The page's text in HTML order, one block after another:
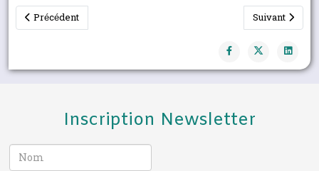
Article précédent : Les SDAGE validés, la ressource en eau est-
Précédent Article
Suivant
Inscription Newsletter